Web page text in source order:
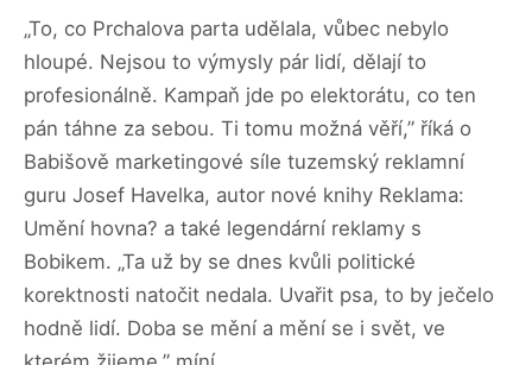
„To, co Prchalova parta udělala, vůbec nebylo
hloupé. Nejsou to výmysly pár lidí, dělají to
profesionálně. Kampaň jde po elektorátu, co ten
pán táhne za sebou. Ti tomu možná věří,” říká o
Babišově marketingové síle tuzemský reklamní
guru Josef Havelka, autor nové knihy Reklama:
Umění hovna? a také legendární reklamy s
Bobikem. „Ta už by se dnes kvůli politické
korektnosti natočit nedala. Uvařit psa, to by ječelo
hodně lidí. Doba se mění a mění se i svět, ve